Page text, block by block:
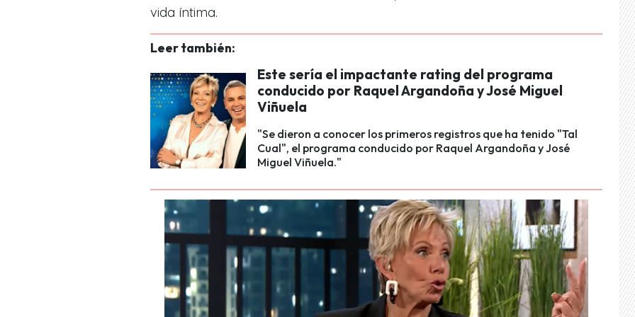
vida íntima.
Leer también:
Este sería el impactante rating del programa
conducido por Raquel Argandoña y José Miguel
Viñuela
"Se dieron a conocer los primeros registros que ha tenido "Tal
Cual", el programa conducido por Raquel Argandoña y José
Miguel Viñuela."